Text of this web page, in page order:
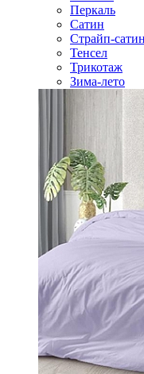
Перкаль
Сатин
Страйп-сатин
Тенсел
Трикотаж
Зима-лето